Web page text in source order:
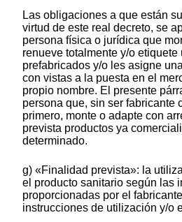
Las obligaciones a que están
virtud de este real decreto, se
persona física o jurídica que
renueve totalmente y/o
prefabricados y/o les asigne
con vistas a la puesta en el
propio nombre. El presente
persona que, sin ser fabricante
primero, monte o adapte con
prevista productos ya
determinado.
g) «Finalidad prevista»: la
el producto sanitario según las
proporcionadas por el
instrucciones de utilización y/o